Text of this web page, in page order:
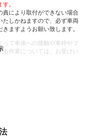
。
により取付ができない場合
たしかねますので、必ず車両
ますようお願い致します。
て車体への接触や車枠やフ
る作業については、お受けい